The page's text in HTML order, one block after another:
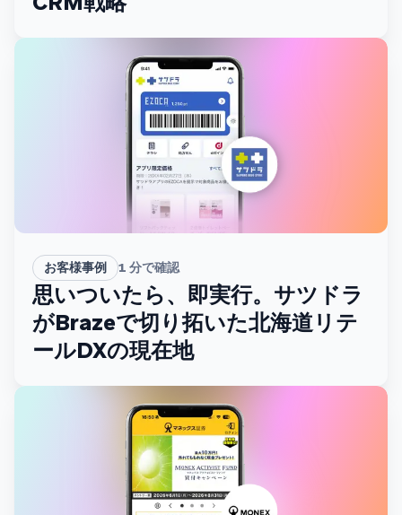
お客様事例 1 分で確認
思いついたら、即実行。サツドラ
がBrazeで切り拓いた北海道リテ
ールDXの現在地